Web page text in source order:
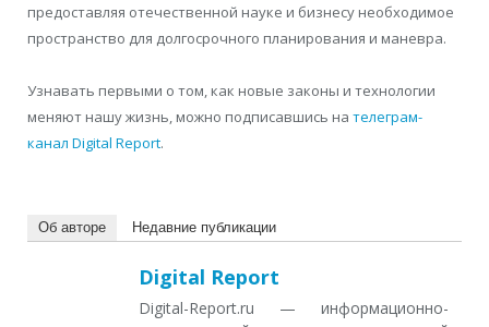
предоставляя отечественной науке и бизнесу необходимое
пространство для долгосрочного планирования и маневра.
Узнавать первыми о том, как новые законы и технологии
меняют нашу жизнь, можно подписавшись на телеграм-
канал Digital Report.
Об авторе Недавние публикации
Digital Report
Digital-Report.ru — информационно-